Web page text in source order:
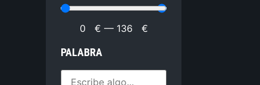
0 € — 136 €
PALABRA